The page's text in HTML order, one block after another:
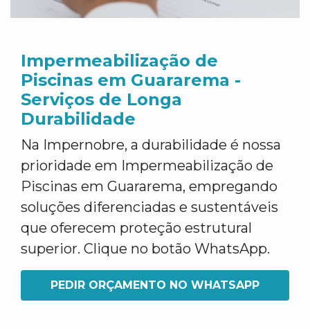
Impermeabilização de
Piscinas em Guararema -
Serviços de Longa
Durabilidade
Na Impernobre, a durabilidade é nossa
prioridade em Impermeabilização de
Piscinas em Guararema, empregando
soluções diferenciadas e sustentáveis
que oferecem proteção estrutural
superior. Clique no botão WhatsApp.
PEDIR ORÇAMENTO NO WHATSAPP